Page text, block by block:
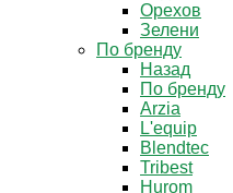
Орехов
Зелени
По бренду
Назад
По бренду
Arzia
L'equip
Blendtec
Tribest
Hurom